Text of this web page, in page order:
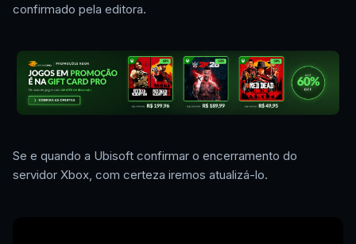
confirmado pela editora.
Se e quando a Ubisoft confirmar o encerramento do
servidor Xbox, com certeza iremos atualizá-lo.